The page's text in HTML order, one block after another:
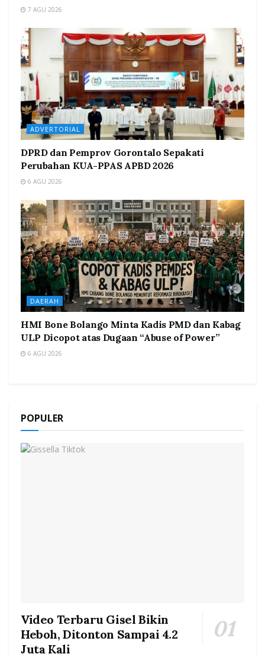
7 AGU 2026
ADVERTORIAL
DPRD dan Pemprov Gorontalo Sepakati
Perubahan KUA-PPAS APBD 2026
6 AGU 2026
DAERAH
HMI Bone Bolango Minta Kadis PMD dan Kabag
ULP Dicopot atas Dugaan “Abuse of Power”
6 AGU 2026
POPULER
Video Terbaru Gisel Bikin
Heboh, Ditonton Sampai 4.2
Juta Kali